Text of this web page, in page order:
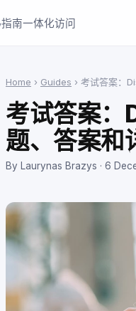
指南一体化访问
Home › Guides › 考试答案：
考试答案：
题、答案和
By Laurynas Brazys · 6